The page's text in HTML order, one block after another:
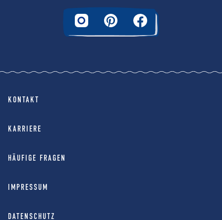
KONTAKT
KARRIERE
HÄUFIGE FRAGEN
IMPRESSUM
DATENSCHUTZ